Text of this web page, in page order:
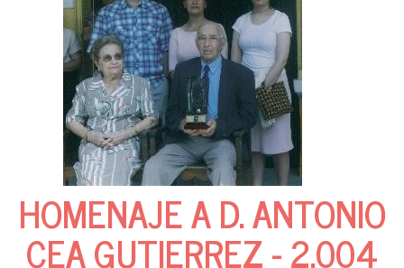
HOMENAJE A D. ANTONIO
CEA GUTIERREZ - 2.004